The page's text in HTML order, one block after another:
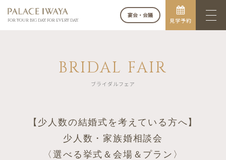
FOR YOUR BIG DAY. FOR EVERY DAY.
宴会・会議
見学予約
BRIDAL FAIR
ブライダルフェア
【少人数の結婚式を考えている方へ】
少人数・家族婚相談会
〈選べる挙式＆会場＆プラン〉